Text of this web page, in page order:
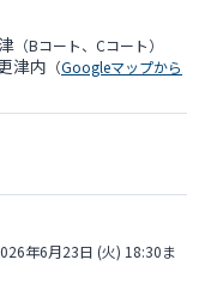
（Bコート、Cコート）
津内 （Googleマップから
年6月23日 (火) 18:30ま